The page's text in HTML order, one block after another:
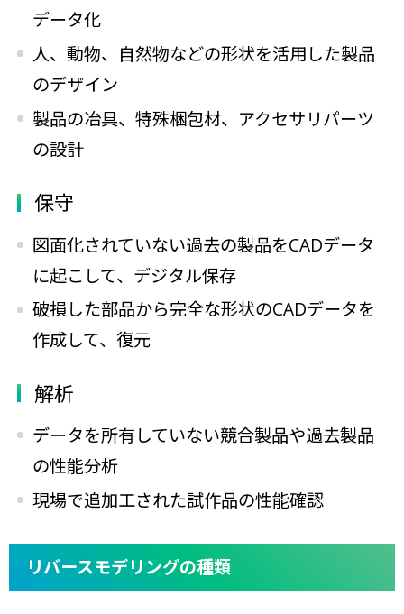
データ化
人、動物、自然物などの形状を活用した製品
のデザイン
製品の冶具、特殊梱包材、アクセサリパーツ
の設計
保守
図面化されていない過去の製品をCADデータ
に起こして、デジタル保存
破損した部品から完全な形状のCADデータを
作成して、復元
解析
データを所有していない競合製品や過去製品
の性能分析
現場で追加工された試作品の性能確認
リバースモデリングの種類